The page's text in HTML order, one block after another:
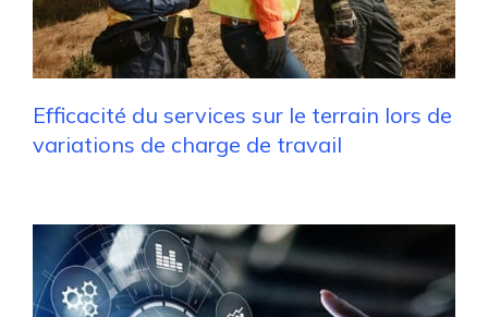
Efficacité du services sur le terrain lors de
variations de charge de travail